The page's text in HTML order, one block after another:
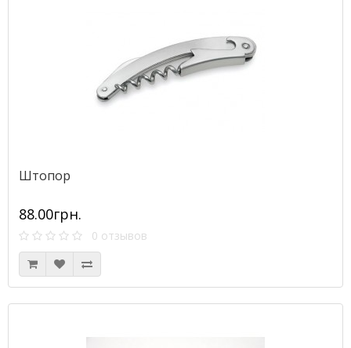
Штопор
88.00грн.
0 отзывов